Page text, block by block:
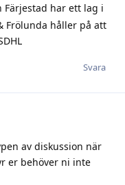
Färjestad har ett lag i
Frölunda håller på att
Svara
av diskussion när
er behöver ni inte